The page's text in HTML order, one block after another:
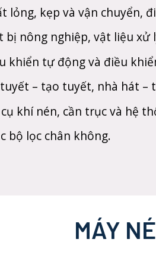
lỏng, kẹp và vận chuyển,
bị nông nghiệp, vật liệu xử
khiển tự động và điều
– tạo tuyết, nhà hát –
khí nén, cần trục và hệ
bộ lọc chân không.
MÁY